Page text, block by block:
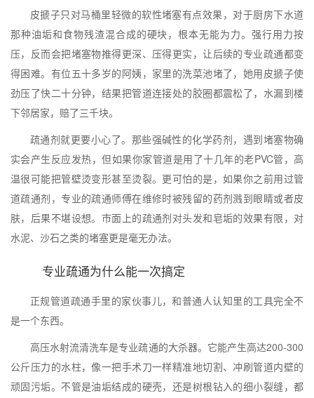
皮搋子只对马桶里轻微的软性堵塞有点效果，对于厨房下水道
那种油垢和食物残渣混合成的硬块，根本无能为力。强行用力按
压，反而会把堵塞物推得更深、压得更实，让后续的专业疏通都变
得困难。有位五十多岁的阿姨，家里的洗菜池堵了，她用皮搋子使
劲压了快二十分钟，结果把管道连接处的胶圈都震松了，水漏到楼
下邻居家，赔了三千块。
疏通剂就更要小心了。那些强碱性的化学药剂，遇到堵塞物确
实会产生反应发热，但如果你家管道是用了十几年的老PVC管，高
温很可能把管壁烫变形甚至烫裂。更可怕的是，如果你之前用过管
道疏通剂，专业的疏通师傅在维修时被残留的药剂溅到眼睛或者皮
肤，后果不堪设想。市面上的疏通剂对头发和皂垢的效果有限，对
水泥、沙石之类的堵塞更是毫无办法。
专业疏通为什么能一次搞定
正规管道疏通手里的家伙事儿，和普通人认知里的工具完全不
是一个东西。
高压水射流清洗车是专业疏通的大杀器。它能产生高达200-300
公斤压力的水柱，像一把手术刀一样精准地切割、冲刷管道内壁的
顽固污垢。不管是油垢结成的硬壳，还是树根钻入的细小裂缝，都